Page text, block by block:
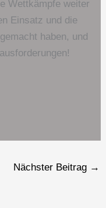
Wettkämpfe weiter
Einsatz und die
haben, und
Nächster Beitrag →